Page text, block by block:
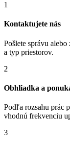
1
Kontaktujete nás
Pošlete správu
a typ priestorov.
2
Obhliadka a
Podľa rozsahu prác
vhodnú frekvenciu
3